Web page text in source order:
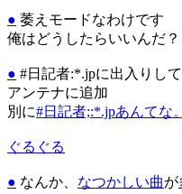
● 萎えモードなわけです
俺はどうしたらいいんだ？
● #日記者:*.jpに出入りし
アンテナに追加
別に#日記者;:*.jpあんてな。
ぐるぐる
● なんか、 なつかしい曲が